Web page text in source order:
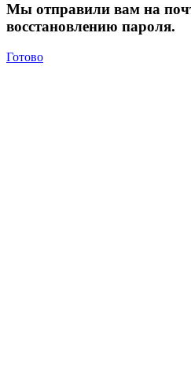
Мы отправили вам на
восстановлению пароля.
Готово